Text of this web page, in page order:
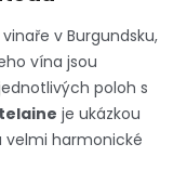
v Burgundsku,
vína jsou
poloh s
je ukázkou
velmi harmonické